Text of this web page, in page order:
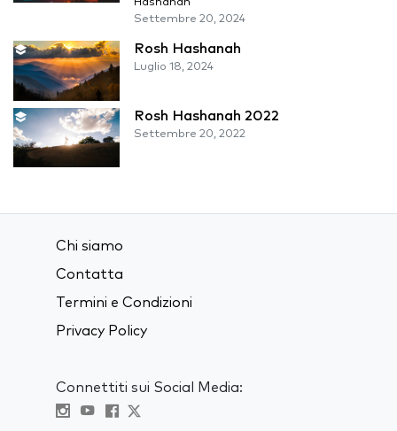
Settembre 20, 2024
Rosh Hashanah
Luglio 18, 2024
Rosh Hashanah 2022
Settembre 20, 2022
Chi siamo
Contatta
Termini e Condizioni
Privacy Policy
Connettiti sui Social Media: